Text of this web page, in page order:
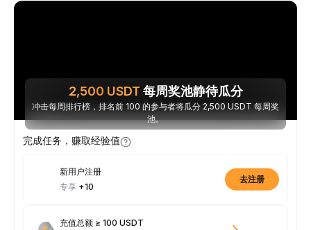
2,500 USDT 每周奖池静待瓜分
冲击每周排行榜，排名前 100 的参与者将瓜分 2,500 USDT 每周奖
池。
完成任务，赚取经验值
新用户注册
专享 +10
去注册
充值总额 ≥ 100 USDT